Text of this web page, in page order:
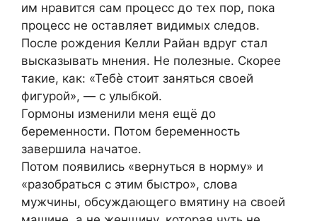
им нравится сам процесс до тех пор, пока
процесс не оставляет видимых следов.
После рождения Келли Райан вдруг стал
высказывать мнения. Не полезные. Скорее
такие, как: «Тебè стоит заняться своей
фигурой», — с улыбкой.
Гормоны изменили меня ещё до
беременности. Потом беременность
завершила начатое.
Потом появились «вернуться в норму» и
«разобраться с этим быстро», слова
мужчины, обсуждающего вмятину на своей